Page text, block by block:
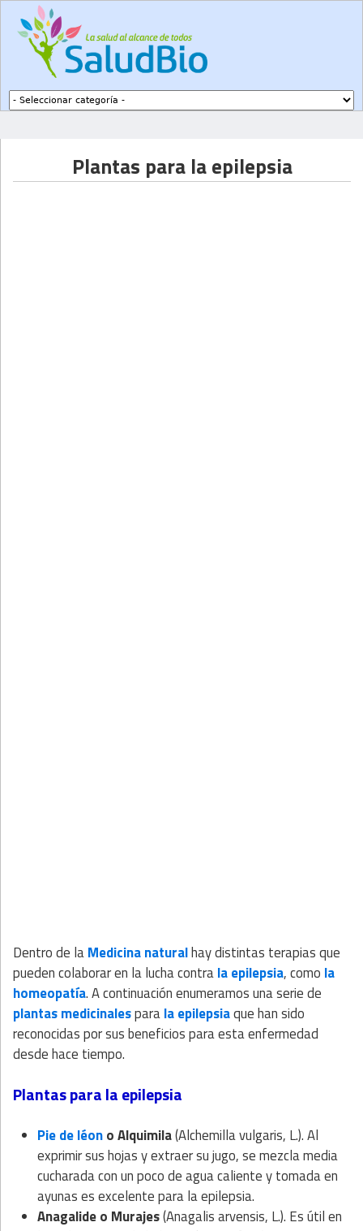
Plantas para la epilepsia
Dentro de laMedicina naturalhay distintas terapias que
pueden colaborar en la lucha contrala epilepsia, como la
homeopatía. A continuación enumeramos una serie de
plantas medicinalesparala epilepsiaque han sido
reconocidas por sus beneficios para esta enfermedad
desde hace tiempo.
Plantas para la epilepsia
Pie de léono Alquimila(Alchemilla vulgaris, L.). Al
exprimir sus hojas y extraer su jugo, se mezcla media
cucharada con un poco de agua caliente y tomada en
ayunas es excelente para la epilepsia.
Anagalide o Murajes(Anagalis arvensis, L.). Es útil en